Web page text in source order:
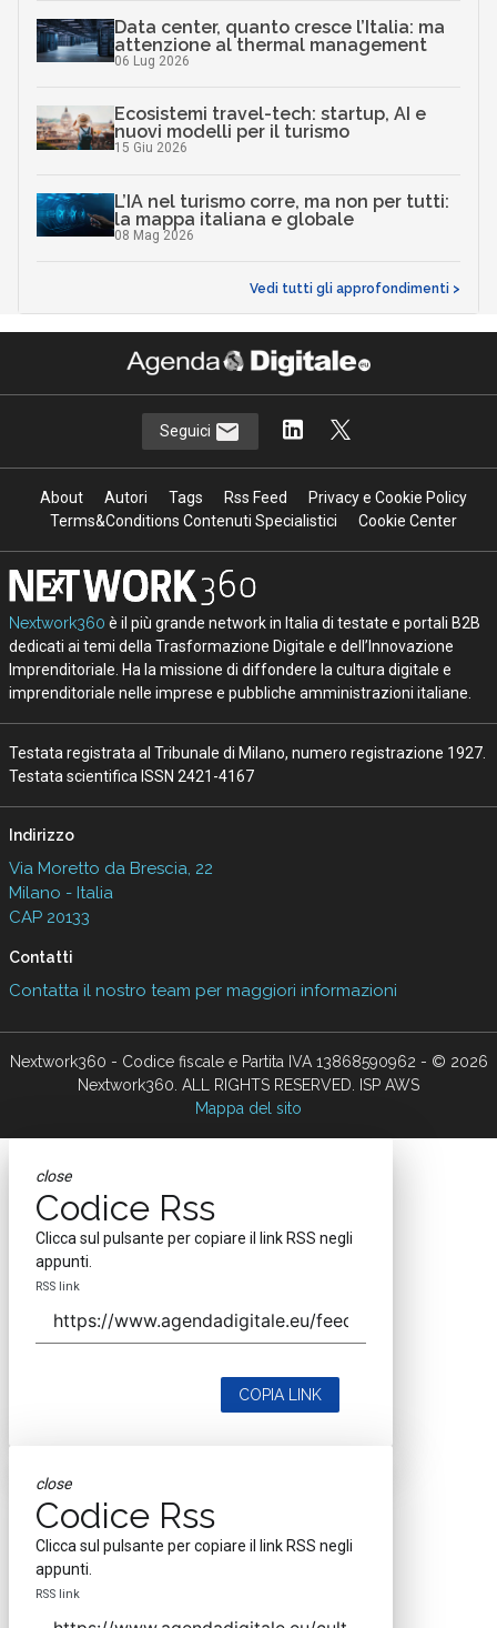
Data center, quanto cresce l’Italia: ma
attenzione al thermal management
06 Lug 2026
Ecosistemi travel-tech: startup, AI e
nuovi modelli per il turismo
15 Giu 2026
L’IA nel turismo corre, ma non per tutti:
la mappa italiana e globale
08 Mag 2026
Vedi tutti gli approfondimenti >
Seguici
About Autori Tags Rss Feed
Privacy e Cookie Policy
Terms&Conditions Contenuti Specialistici
Cookie Center
Nextwork360 è il più grande network in Italia di testate e portali B2B
dedicati ai temi della Trasformazione Digitale e dell’Innovazione
Imprenditoriale. Ha la missione di diffondere la cultura digitale e
imprenditoriale nelle imprese e pubbliche amministrazioni italiane.
Testata registrata al Tribunale di Milano, numero registrazione 1927.
Testata scientifica ISSN 2421-4167
Indirizzo
Via Moretto da Brescia, 22
Milano - Italia
CAP 20133
Contatti
Contatta il nostro team per maggiori informazioni
Nextwork360 - Codice fiscale e Partita IVA 13868590962 - © 2026
Nextwork360. ALL RIGHTS RESERVED. ISP AWS
Mappa del sito
close
Codice Rss
Clicca sul pulsante per copiare il link RSS negli
appunti.
RSS link
COPIA LINK
close
Codice Rss
Clicca sul pulsante per copiare il link RSS negli
appunti.
RSS link